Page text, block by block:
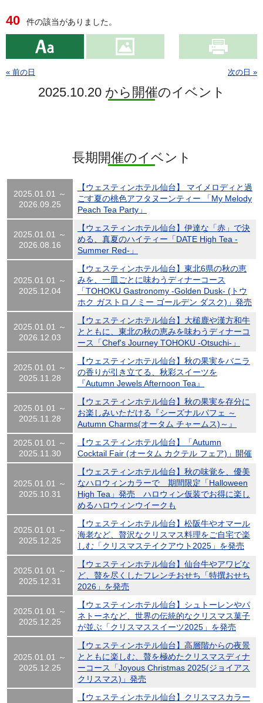
40 件の該当がありました。
« 前の日 次の日 »
2025.10.20 から開催のイベント
長期開催のイベント
2025.01.01 ～
2026.09.25
【ウェスティンホテル仙台】 マイメロディと過
ごす夏の桃色アフタヌーンティー 「My Melody
Peach Tea Party」
2025.01.01 ～
2026.08.16
【ウェスティンホテル仙台】伊達な「赤」で決
める、真夏のハイティー「DATE High Tea -
Summer Red-」
2025.01.01 ～
2025.12.04
【ウェスティンホテル仙台】東北6県の秋の恵
みを、一皿ごとに味わうディナーコース
「TOHOKU Gastronomy -Golden Dusk- (トウ
ホク ガストロノミー ゴールデン ダスク)」発売
2025.01.01 ～
2026.12.03
【ウェスティンホテル仙台】大槌鹿や漢方和牛
とともに、東北の秋の恵みを味わうディナーコ
ース「Chef's Journey TOHOKU -Otsuchi-」
2025.01.01 ～
2025.11.28
【ウェスティンホテル仙台】秋の果実をバニラ
の香りが引き立てる、秋彩スイーツを
『Autumn Jewels Afternoon Tea』
2025.01.01 ～
2025.11.28
【ウェスティンホテル仙台】秋の果実を存分に
お楽しみいただける『シーズナルパフェ ～
Autumn Charms(オータム チャームス)～』
2025.01.01 ～
2025.11.30
【ウェスティンホテル仙台】「Autumn
Cocktail Fair (オータム カクテル フェア)」開催
2025.01.01 ～
2025.10.31
【ウェスティンホテル仙台】秋の味覚を、優美
なハロウィンカラーで 期間限定「Halloween
High Tea」発売 ハロウィン仮装でお得に楽し
めるハロウィンウイークも
2025.01.01 ～
2025.12.25
【ウェスティンホテル仙台】松阪牛やオマール
海老など、贅沢なクリスマス料理をご自宅で楽
しむ「クリスマステイクアウト2025」を発売
2025.01.01 ～
2025.12.31
【ウェスティンホテル仙台】仙台牛やアワビな
ど、贅を尽くしたフレンチおせち「特撰おせち
2026」を発売
2025.01.01 ～
2025.12.25
【ウェスティンホテル仙台】シュトーレンやパ
ネトーネなど、世界の伝統的なクリスマス菓子
が並ぶ「クリスマススイーツ2025」を発売
2025.01.01 ～
2025.12.25
【ウェスティンホテル仙台】高層階からの夜景
とともに楽しむ、贅を極めたクリスマスディナ
ーコース「Joyous Christmas 2025(ジョイアス
クリスマス)」発売
【ウェスティンホテル仙台】クリスマスカラー